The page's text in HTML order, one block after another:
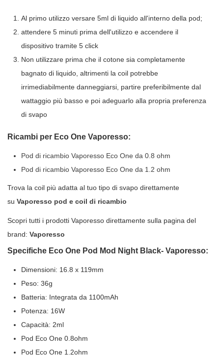
Al primo utilizzo versare 5ml di liquido all'interno della pod;
attendere 5 minuti prima dell'utilizzo e accendere il
dispositivo tramite 5 click
Non utilizzare prima che il cotone sia completamente
bagnato di liquido, altrimenti la coil potrebbe
irrimediabilmente danneggiarsi, partire preferibilmente dal
wattaggio più basso e poi adeguarlo alla propria preferenza
di svapo
Ricambi per Eco One Vaporesso:
Pod di ricambio Vaporesso Eco One da 0.8 ohm
Pod di ricambio Vaporesso Eco One da 1.2 ohm
Trova la coil più adatta al tuo tipo di svapo direttamente
su Vaporesso pod e coil di ricambio
Scopri tutti i prodotti Vaporesso direttamente sulla pagina del
brand: Vaporesso
Specifiche Eco One Pod Mod Night Black- Vaporesso:
Dimensioni: 16.8 x 119mm
Peso: 36g
Batteria: Integrata da 1100mAh
Potenza: 16W
Capacità: 2ml
Pod Eco One 0.8ohm
Pod Eco One 1.2ohm